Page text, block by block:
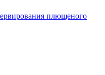
плющеного